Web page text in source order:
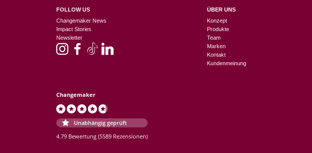
FOLLOW US
Changemaker News
Impact Stories
Newsletter
Changemaker
Unabhängig geprüft
4.79 Bewertung (5589 Rezensionen)
ÜBER UNS
Konzept
Produkte
Team
Marken
Kontakt
Kundenmeinung